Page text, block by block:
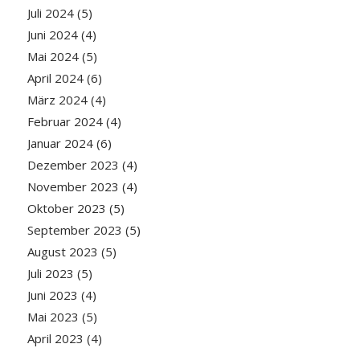
Juli 2024(5)
Juni 2024(4)
Mai 2024(5)
April 2024(6)
März 2024(4)
Februar 2024(4)
Januar 2024(6)
Dezember 2023 (4)
November 2023 (4)
Oktober 2023 (5)
September 2023 (5)
August 2023 (5)
Juli 2023 (5)
Juni 2023 (4)
Mai 2023 (5)
April 2023 (4)